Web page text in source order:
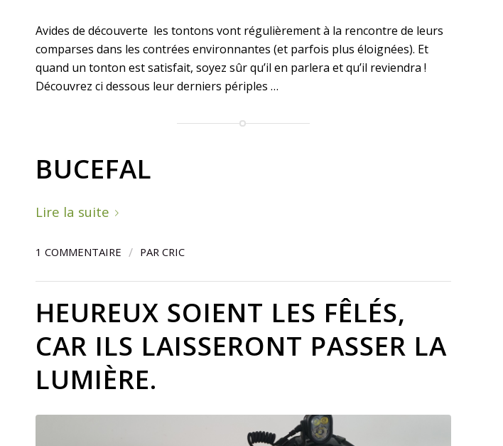
Avides de découverte les tontons vont régulièrement à la rencontre de leurs
comparses dans les contrées environnantes (et parfois plus éloignées). Et
quand un tonton est satisfait, soyez sûr qu’il en parlera et qu’il reviendra !
Découvrez ci dessous leur derniers périples …
BUCEFAL
Lire la suite
1 COMMENTAIRE / PAR CRIC
HEUREUX SOIENT LES FÊLÉS,
CAR ILS LAISSERONT PASSER LA
LUMIÈRE.